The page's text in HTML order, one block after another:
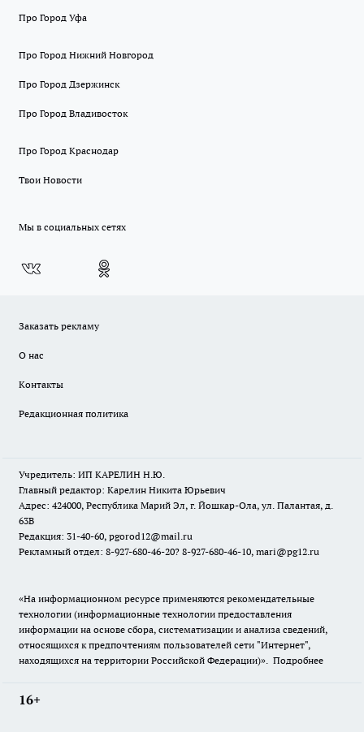
Про Город Уфа
Про Город Нижний Новгород
Про Город Дзержинск
Про Город Владивосток
Про Город Краснодар
Твои Новости
Мы в социальных сетях
Заказать рекламу
О нас
Контакты
Редакционная политика
Учредитель: ИП КАРЕЛИН Н.Ю.
Главный редактор: Карелин Никита Юрьевич
Адрес: 424000, Республика Марий Эл, г. Йошкар-Ола, ул. Палантая, д.
63В
Редакция: 31-40-60, pgorod12@mail.ru
Рекламный отдел: 8-927-680-46-20? 8-927-680-46-10, mari@pg12.ru
«На информационном ресурсе применяются рекомендательные
технологии (информационные технологии предоставления
информации на основе сбора, систематизации и анализа сведений,
относящихся к предпочтениям пользователей сети "Интернет",
находящихся на территории Российской Федерации)». Подробнее
16+